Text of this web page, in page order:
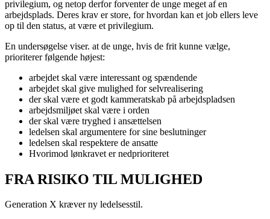
privilegium, og netop derfor forventer de unge meget af en
arbejdsplads. Deres krav er store, for hvordan kan et job ellers leve
op til den status, at være et privilegium.
En undersøgelse viser. at de unge, hvis de frit kunne vælge,
prioriterer følgende højest:
arbejdet skal være interessant og spændende
arbejdet skal give mulighed for selvrealisering
der skal være et godt kammeratskab på arbejdspladsen
arbejdsmiljøet skal være i orden
der skal være tryghed i ansættelsen
ledelsen skal argumentere for sine beslutninger
ledelsen skal respektere de ansatte
Hvorimod lønkravet er nedprioriteret
FRA RISIKO TIL MULIGHED
Generation X kræver ny ledelsesstil.